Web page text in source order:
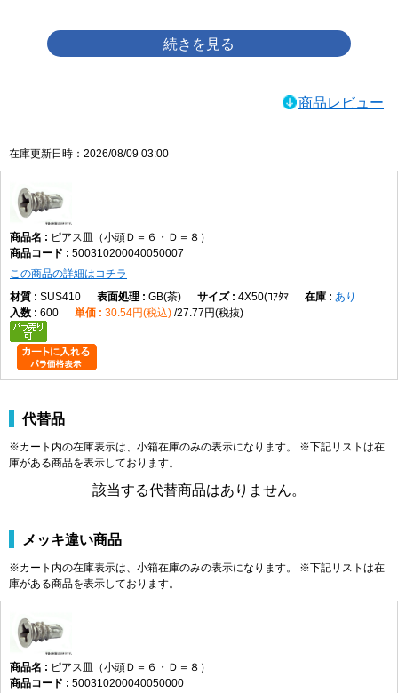
商品レビュー
在庫更新日時：2026/08/09 03:00
ピアス皿（小頭Ｄ＝６・Ｄ＝８）
500310200040050007
この商品の詳細はコチラ
SUS410
GB(茶) 4X50(ｺｱﾀﾏ
あり
600
30.54円(税込) 27.77円(税抜)
代替品
※カート内の在庫表示は、小箱在庫のみの表示になります。 ※下記リストは在
庫がある商品を表示しております。
該当する代替商品はありません。
メッキ違い商品
※カート内の在庫表示は、小箱在庫のみの表示になります。 ※下記リストは在
庫がある商品を表示しております。
ピアス皿（小頭Ｄ＝６・Ｄ＝８）
500310200040050000